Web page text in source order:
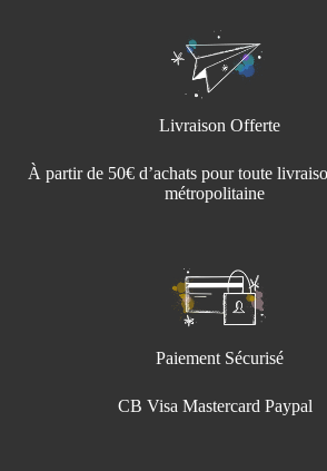
Livraison Offerte
À partir de 50€ d’achats pour toute
métropolitaine
Paiement Sécurisé
CB Visa Mastercard Paypal